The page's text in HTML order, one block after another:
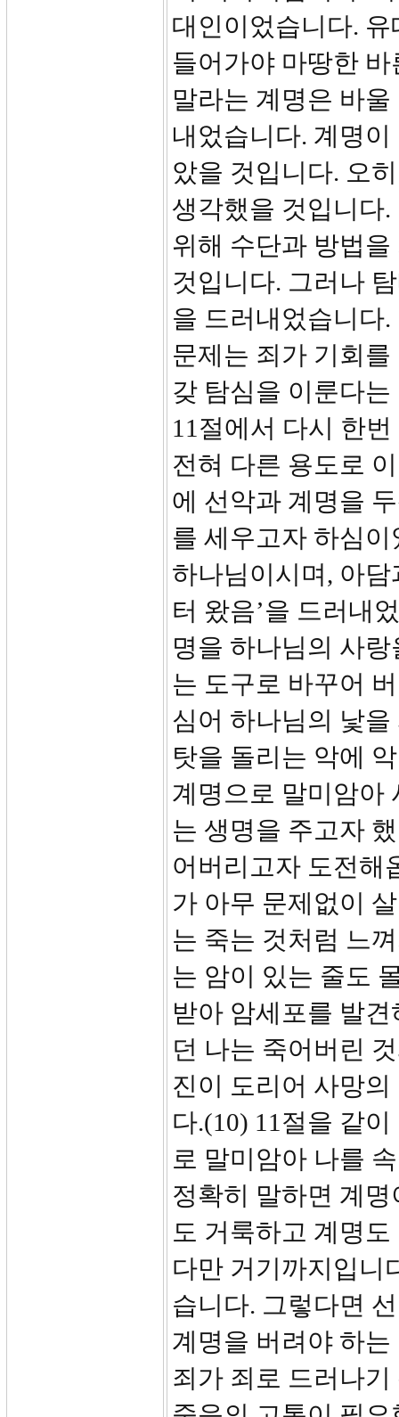
대인이었습니다.
들어가야 마땅한
말라는 계명은 바
내었습니다. 계명
았을 것입니다. 오
생각했을 것입니다
위해 수단과 방법
것입니다. 그러나
을 드러내었습니다.
문제는 죄가 기회
갖 탐심을 이룬다는
11절에서 다시 한
전혀 다른 용도로
에 선악과 계명을
를 세우고자 하심
하나님이시며, 아
터 왔음’을 드러내
명을 하나님의 사
는 도구로 바꾸어
심어 하나님의 낯
탓을 돌리는 악에
계명으로 말미암아
는 생명을 주고자
어버리고자 도전해
가 아무 문제없이
는 죽는 것처럼 느
는 암이 있는 줄도
받아 암세포를 발
던 나는 죽어버린
진이 도리어 사망
다.(10) 11절을 같
로 말미암아 나를
정확히 말하면 계
도 거룩하고 계명
다만 거기까지입니
습니다. 그렇다면
계명을 버려야 하
죄가 죄로 드러나